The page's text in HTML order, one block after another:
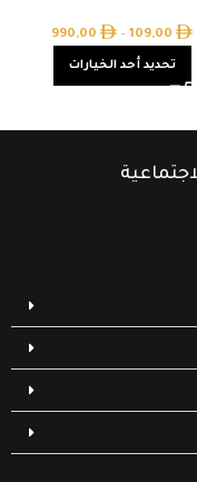
109,00
–
990,00
تحديد أحد الخيارات